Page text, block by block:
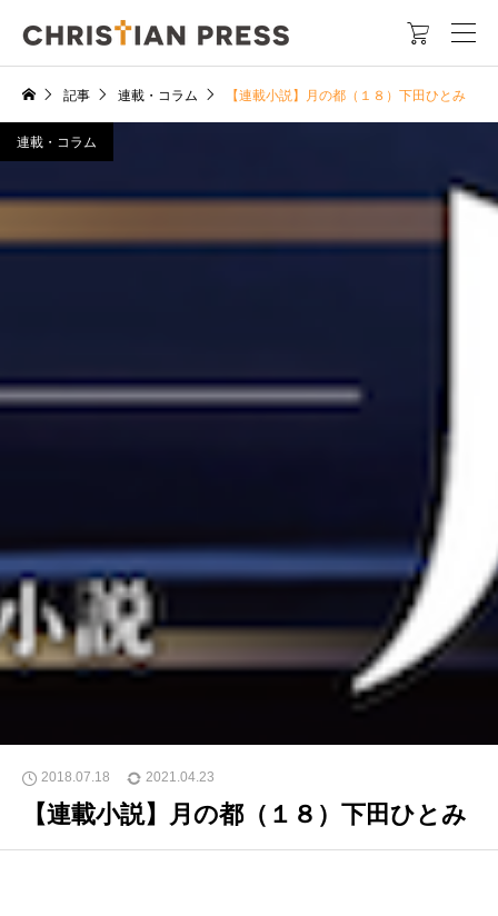

記事 連載・コラム 【連載小説】月の都（１８）下田ひとみ
連載・コラム
2018.07.18 2021.04.23
【連載小説】月の都（１８）下田ひとみ